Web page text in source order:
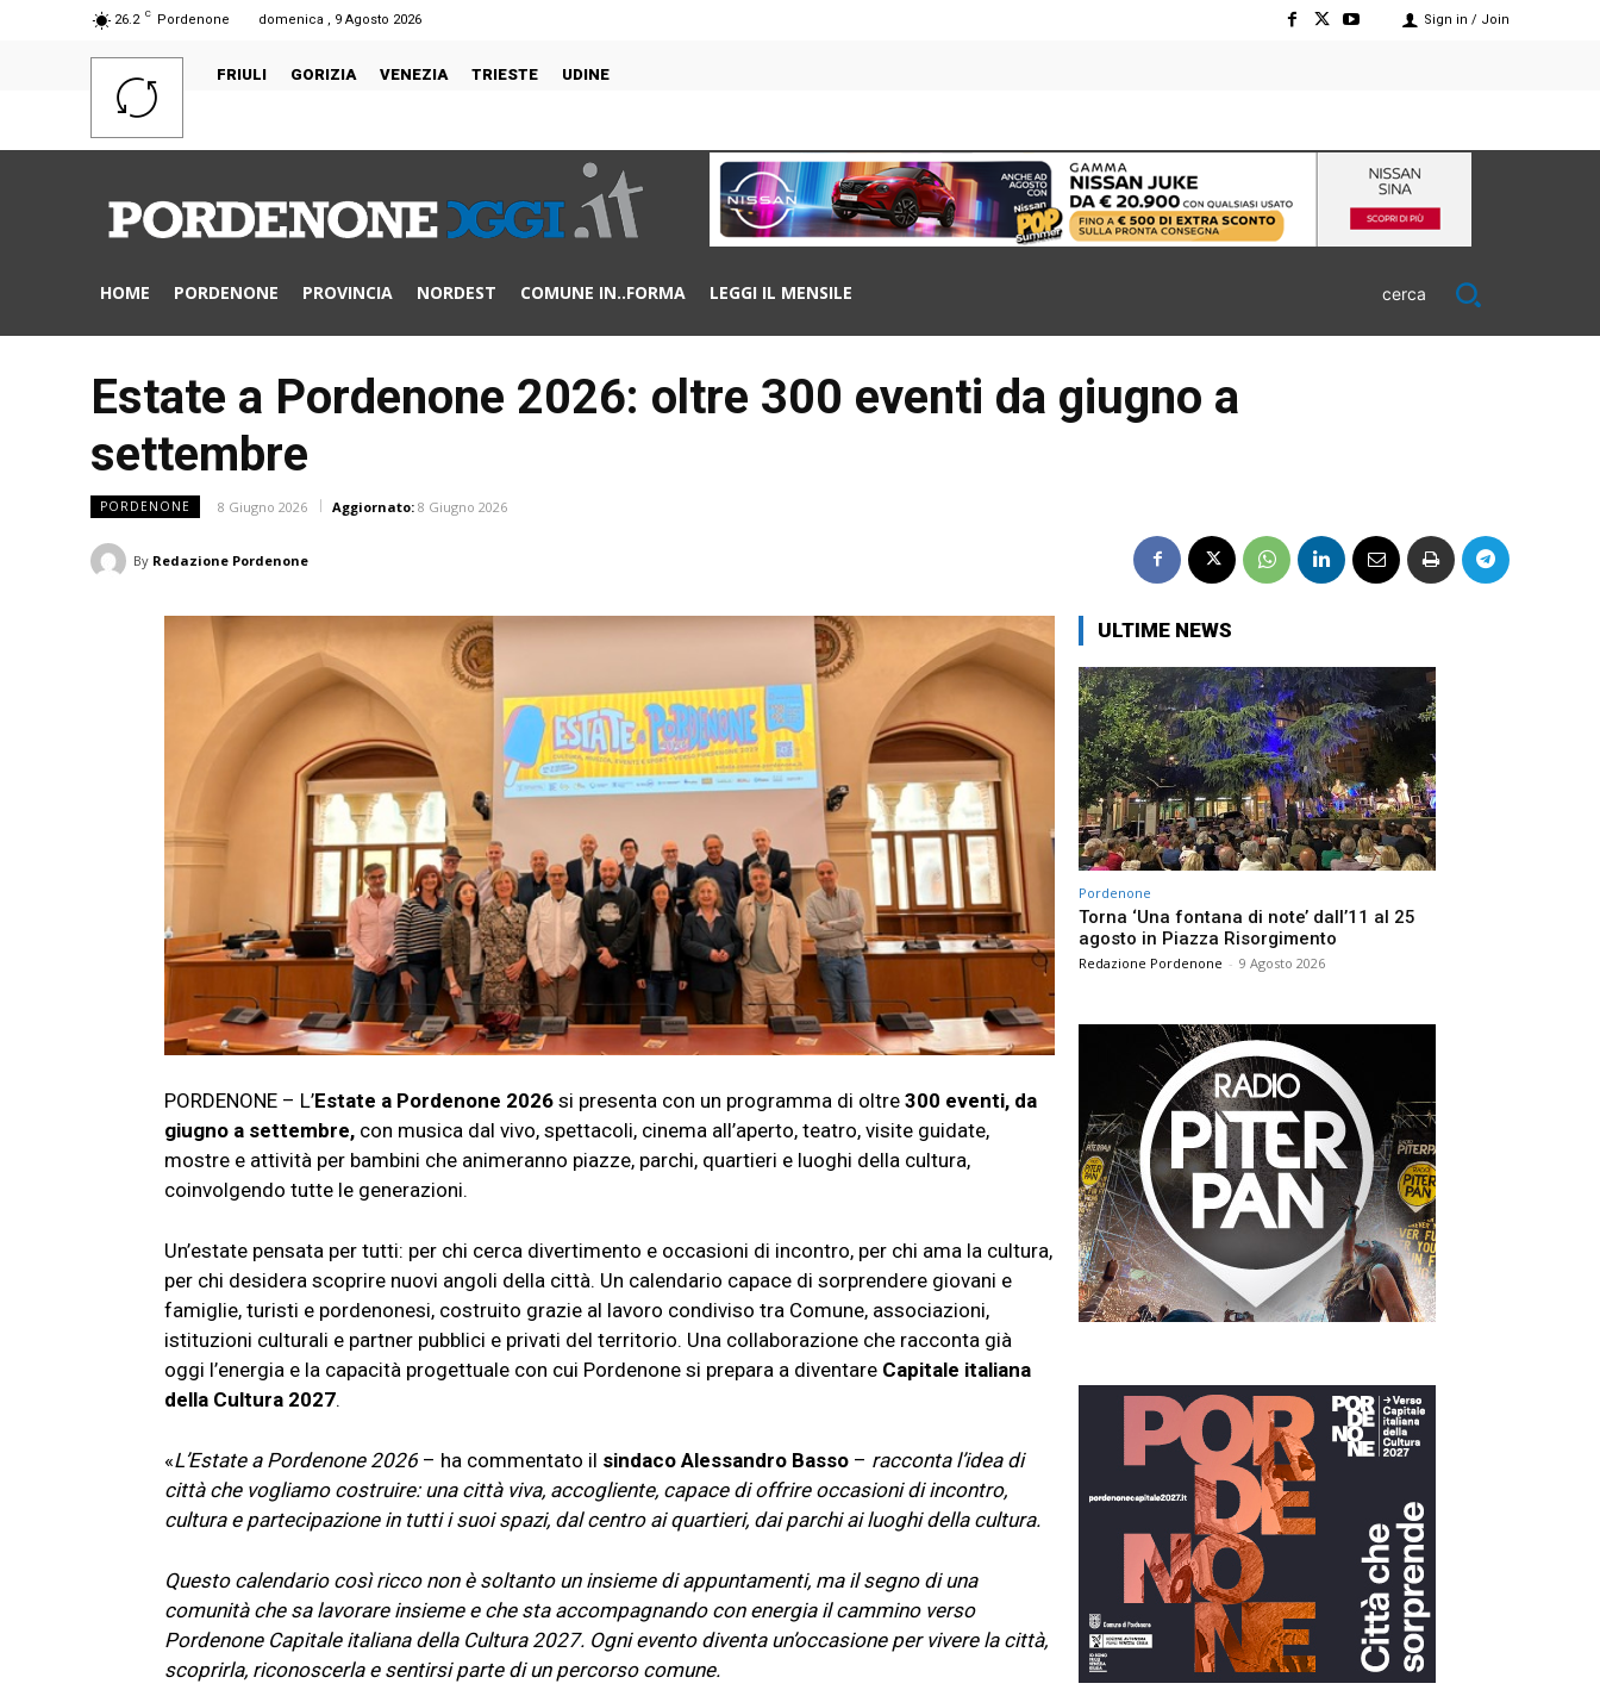
26.2 C Pordenone domenica , 9 Agosto 2026 Sign in / Join
FRIULI GORIZIA VENEZIA TRIESTE UDINE
HOME PORDENONE PROVINCIA NORDEST COMUNE IN..FORMA LEGGI IL MENSILE cerca
Estate a Pordenone 2026: oltre 300 eventi da giugno a
settembre
PORDENONE 8 Giugno 2026 Aggiornato: 8 Giugno 2026
By Redazione Pordenone
PORDENONE – L’Estate a Pordenone 2026 si presenta con un programma di oltre 300 eventi, da
giugno a settembre, con musica dal vivo, spettacoli, cinema all’aperto, teatro, visite guidate,
mostre e attività per bambini che animeranno piazze, parchi, quartieri e luoghi della cultura,
coinvolgendo tutte le generazioni.
Un’estate pensata per tutti: per chi cerca divertimento e occasioni di incontro, per chi ama la cultura,
per chi desidera scoprire nuovi angoli della città. Un calendario capace di sorprendere giovani e
famiglie, turisti e pordenonesi, costruito grazie al lavoro condiviso tra Comune, associazioni,
istituzioni culturali e partner pubblici e privati del territorio. Una collaborazione che racconta già
oggi l’energia e la capacità progettuale con cui Pordenone si prepara a diventare Capitale italiana
della Cultura 2027.
«L’Estate a Pordenone 2026 – ha commentato il sindaco Alessandro Basso – racconta l’idea di
città che vogliamo costruire: una città viva, accogliente, capace di offrire occasioni di incontro,
cultura e partecipazione in tutti i suoi spazi, dal centro ai quartieri, dai parchi ai luoghi della cultura.
Questo calendario così ricco non è soltanto un insieme di appuntamenti, ma il segno di una
comunità che sa lavorare insieme e che sta accompagnando con energia il cammino verso
Pordenone Capitale italiana della Cultura 2027. Ogni evento diventa un’occasione per vivere la città,
scoprirla, riconoscerla e sentirsi parte di un percorso comune.
ULTIME NEWS
Pordenone
Torna ‘Una fontana di note’ dall’11 al 25
agosto in Piazza Risorgimento
Redazione Pordenone - 9 Agosto 2026